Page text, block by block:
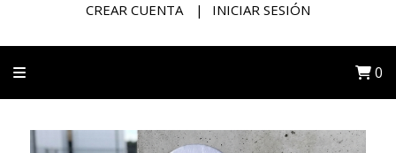
CREAR CUENTA INICIAR SESIÓN
0